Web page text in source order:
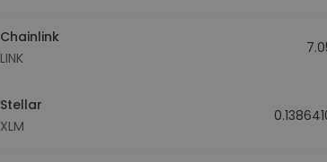
Chainlink
LINK
Stellar
XLM